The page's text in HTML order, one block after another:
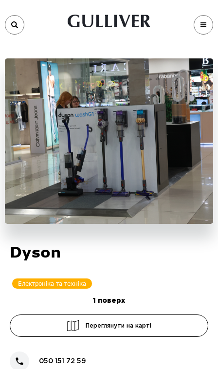
Dyson
Електроніка та техніка
1 поверх
Переглянути на карті
050 151 72 59